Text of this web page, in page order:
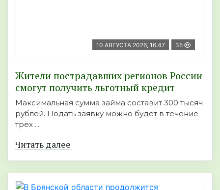
10 АВГУСТА 2026, 16:47 35
Жители пострадавших регионов России
смогут получить льготный кредит
Максимальная сумма займа составит 300 тысяч
рублей. Подать заявку можно будет в течение
трёх ...
Читать далее